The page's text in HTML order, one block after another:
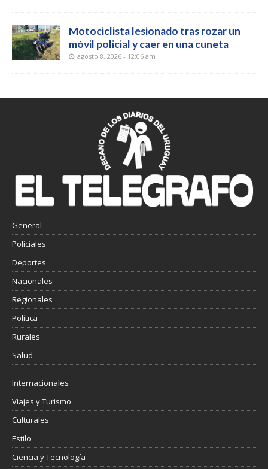
Motociclista lesionado tras rozar un
móvil policial y caer en una cuneta
agosto 8, 2026 - 12:06 am
General
Policiales
Deportes
Nacionales
Regionales
Política
Rurales
Salud
Internacionales
Viajes y Turismo
Culturales
Estilo
Ciencia y Tecnología